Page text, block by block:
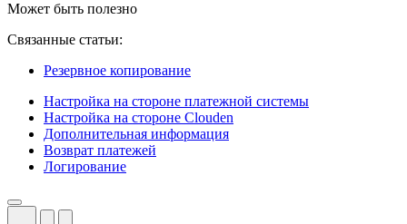
Может быть полезно
Связанные статьи:
Резервное копирование
Настройка на стороне платежной системы
Настройка на стороне Clouden
Дополнительная информация
Возврат платежей
Логирование